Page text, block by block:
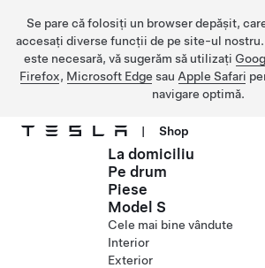
Se pare că folosiți un browser depășit,
accesați diverse funcții de pe site-ul nostru.
este necesară, vă sugerăm să utilizați
Firefox, Microsoft Edge sau Apple Safari
navigare optimă.
Treceți la conținutul principal
| Shop
La domiciliu
Pe drum
Piese
Model S
Cele mai bine vândute
Interior
Exterior